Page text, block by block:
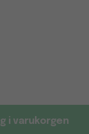
i varukorgen